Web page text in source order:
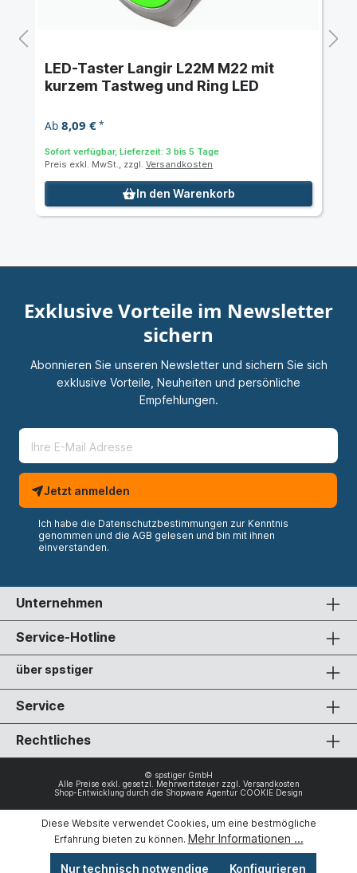
LED-Taster Langir L22M M22 mit
kurzem Tastweg und Ring LED
Ab 8,09 €*
Sofort verfügbar, Lieferzeit: 3 bis 5 Tage
Preis exkl. MwSt., zzgl. Versandkosten
In den Warenkorb
Exklusive Vorteile im Newsletter
sichern
Abonnieren Sie unseren Newsletter und sichern Sie sich
exklusive Vorteile, Neuheiten und persönliche
Empfehlungen.
Jetzt anmelden
Ich habe die Datenschutzbestimmungen zur Kenntnis
genommen und die AGB gelesen und bin mit ihnen
einverstanden.
Unternehmen
Service-Hotline
über spstiger
Service
Rechtliches
© spstiger GmbH
Alle Preise exkl. gesetzl. Mehrwertsteuer zzgl. Versandkosten
Shop-Entwicklung durch die Shopware Agentur COOKIE Design
Diese Website verwendet Cookies, um eine bestmögliche
Erfahrung bieten zu können. Mehr Informationen ...
Nur technisch notwendige Konfigurieren